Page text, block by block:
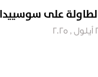
على